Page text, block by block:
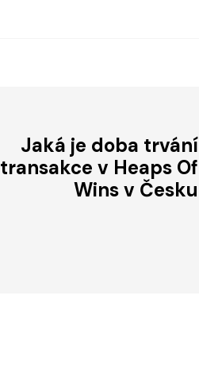
Jaká je doba trvání
transakce v Heaps Of
Wins v Česku